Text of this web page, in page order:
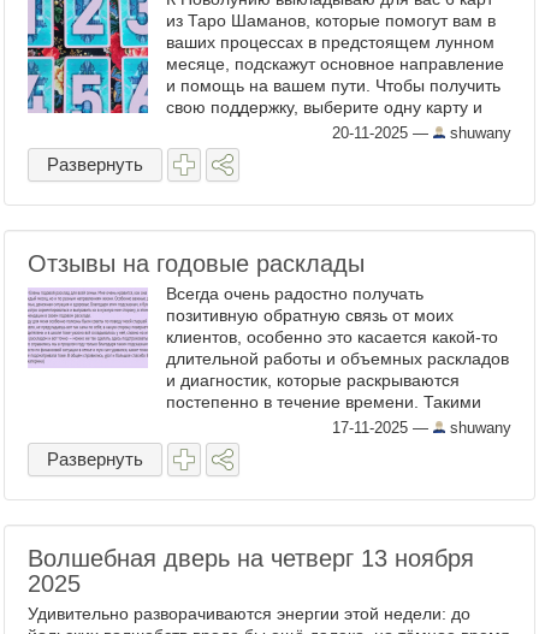
из Таро Шаманов, которые помогут вам в
ваших процессах в предстоящем лунном
месяце, подскажут основное направление
и помощь на вашем пути. Чтобы получить
свою поддержку, выберите одну карту и
напишите её номер в комментарии к этой
записи ⬇️ ...
20-11-2025 — shuwany
Развернуть
Отзывы на годовые расклады
Всегда очень радостно получать
позитивную обратную связь от моих
клиентов, особенно это касается какой-то
длительной работы и объемных раскладов
и диагностик, которые раскрываются
постепенно в течение времени. Такими
раскладами, например, являются
расклады годовые. В отличие от ...
17-11-2025 — shuwany
Развернуть
Волшебная дверь на четверг 13 ноября
2025
Удивительно разворачиваются энергии этой недели: до